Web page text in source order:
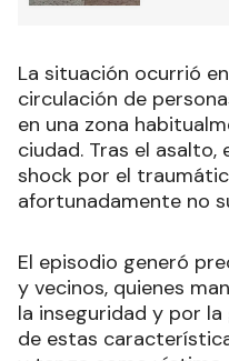
La situación ocurrió
circulación de
en una zona
ciudad. Tras el
shock por el
afortunadamente no
El episodio generó
y vecinos, quienes
la inseguridad y por
de estas